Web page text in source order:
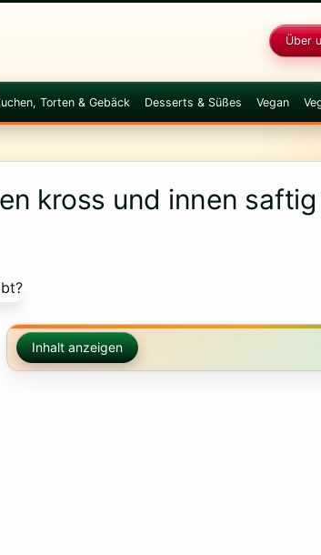
Über
Torten & Gebäck Desserts & Süßes Vegan
kross und innen
Inhalt anzeigen